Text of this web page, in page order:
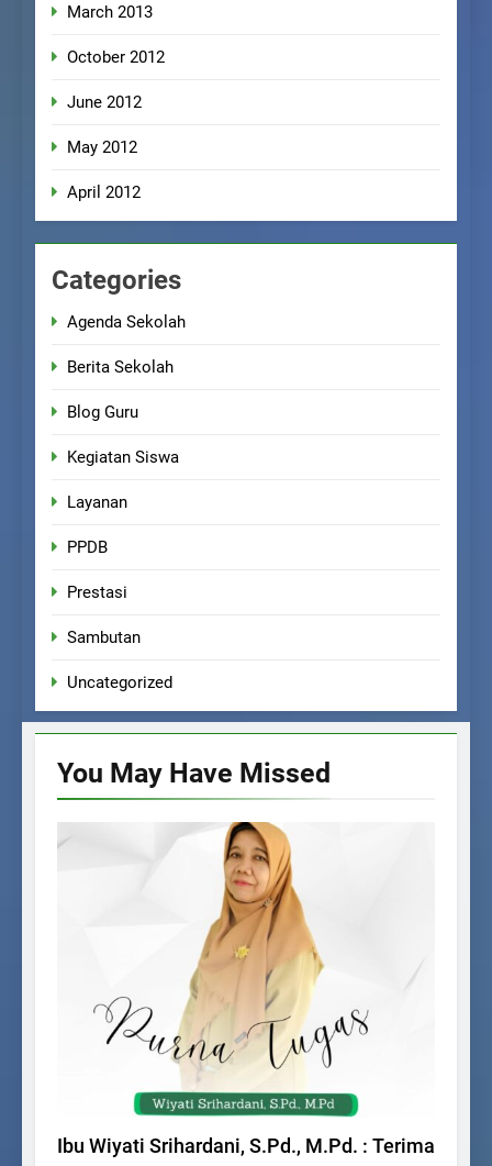
March 2013
October 2012
June 2012
May 2012
April 2012
Categories
Agenda Sekolah
Berita Sekolah
Blog Guru
Kegiatan Siswa
Layanan
PPDB
Prestasi
Sambutan
Uncategorized
You May Have Missed
BERITA SEKOLAH
Ibu Wiyati Srihardani, S.Pd., M.Pd. : Terima